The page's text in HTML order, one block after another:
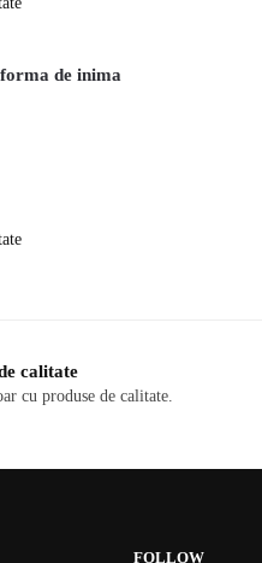
de inima
calitate
cu produse de calitate.
FOLLOW